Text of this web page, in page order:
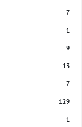
7
1
9
13
7
129
1